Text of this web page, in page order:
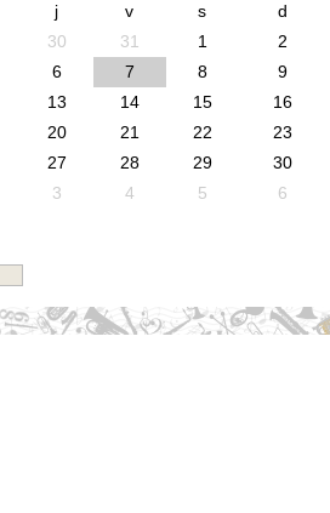
j v s
d
30 31 1
2
6 7 8
9
13 14 15
16
20 21 22
23
27 28 29
30
3 4 5 6